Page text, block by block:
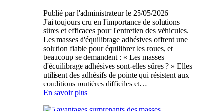
Publié par l'administrateur le 25/05/2026
J'ai toujours cru en l'importance de solutions
sûres et efficaces pour l'entretien des véhicules.
Les masses d'équilibrage adhésives offrent une
solution fiable pour équilibrer les roues, et
beaucoup se demandent : « Les masses
d'équilibrage adhésives sont-elles sûres ? » Elles
utilisent des adhésifs de pointe qui résistent aux
conditions routières difficiles et…
En savoir plus